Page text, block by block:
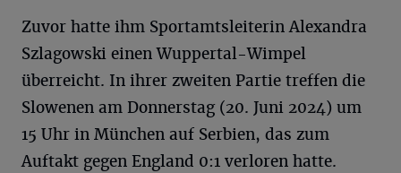
Zuvor hatte ihm Sportamtsleiterin Alexandra
Szlagowski einen Wuppertal-Wimpel
überreicht. In ihrer zweiten Partie treffen die
Slowenen am Donnerstag (20. Juni 2024) um
15 Uhr in München auf Serbien, das zum
Auftakt gegen England 0:1 verloren hatte.